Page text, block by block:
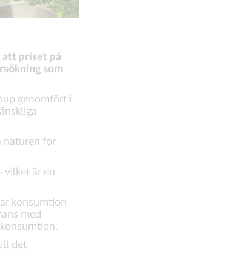
priset på
som
genomfört i
naturen för
vilket är en
konsumtion
med
det